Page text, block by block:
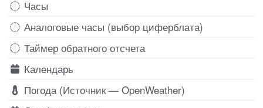
Часы
Аналоговые часы (выбор циферблата)
Таймер обратного отсчета
Календарь
Погода (Источник — OpenWeather)